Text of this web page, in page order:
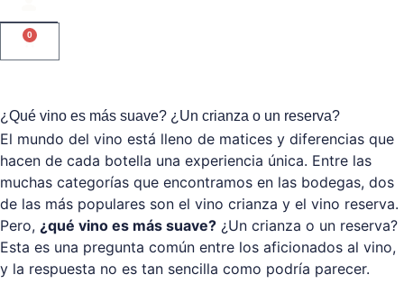
0
¿Qué vino es más suave? ¿Un crianza o un reserva?
El mundo del vino está lleno de matices y diferencias que
hacen de cada botella una experiencia única. Entre las
muchas categorías que encontramos en las bodegas, dos
de las más populares son el vino crianza y el vino reserva.
Pero, ¿qué vino es más suave? ¿Un crianza o un reserva?
Esta es una pregunta común entre los aficionados al vino,
y la respuesta no es tan sencilla como podría parecer.